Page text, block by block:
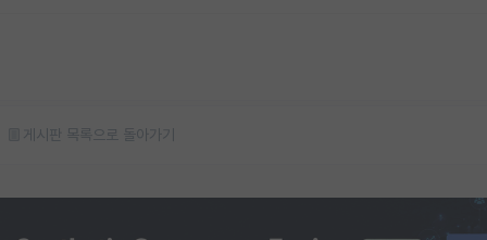
게시판 목록으로 돌아가기